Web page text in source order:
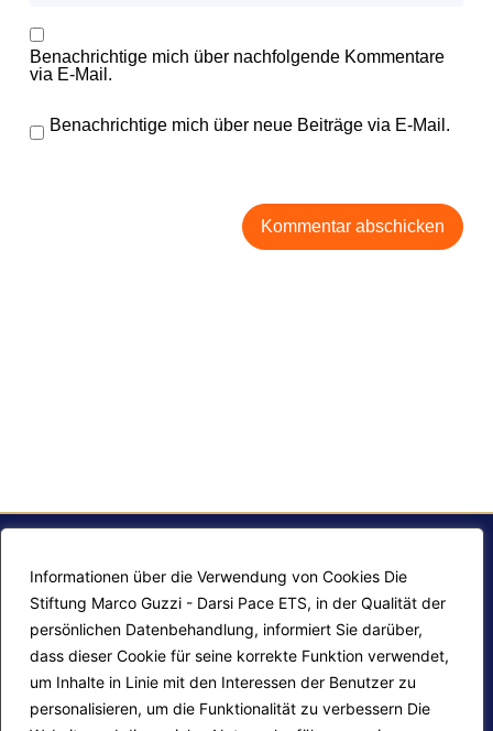
Informationen über die Verwendung von Cookies Die
Stiftung Marco Guzzi - Darsi Pace ETS, in der Qualität der
persönlichen Datenbehandlung, informiert Sie darüber,
dass dieser Cookie für seine korrekte Funktion verwendet,
um Inhalte in Linie mit den Interessen der Benutzer zu
personalisieren, um die Funktionalität zu verbessern Die
Benachrichtige mich über nachfolgende Kommentare
via E-Mail.
Benachrichtige mich über neue Beiträge via E-Mail.
F.A.Q.